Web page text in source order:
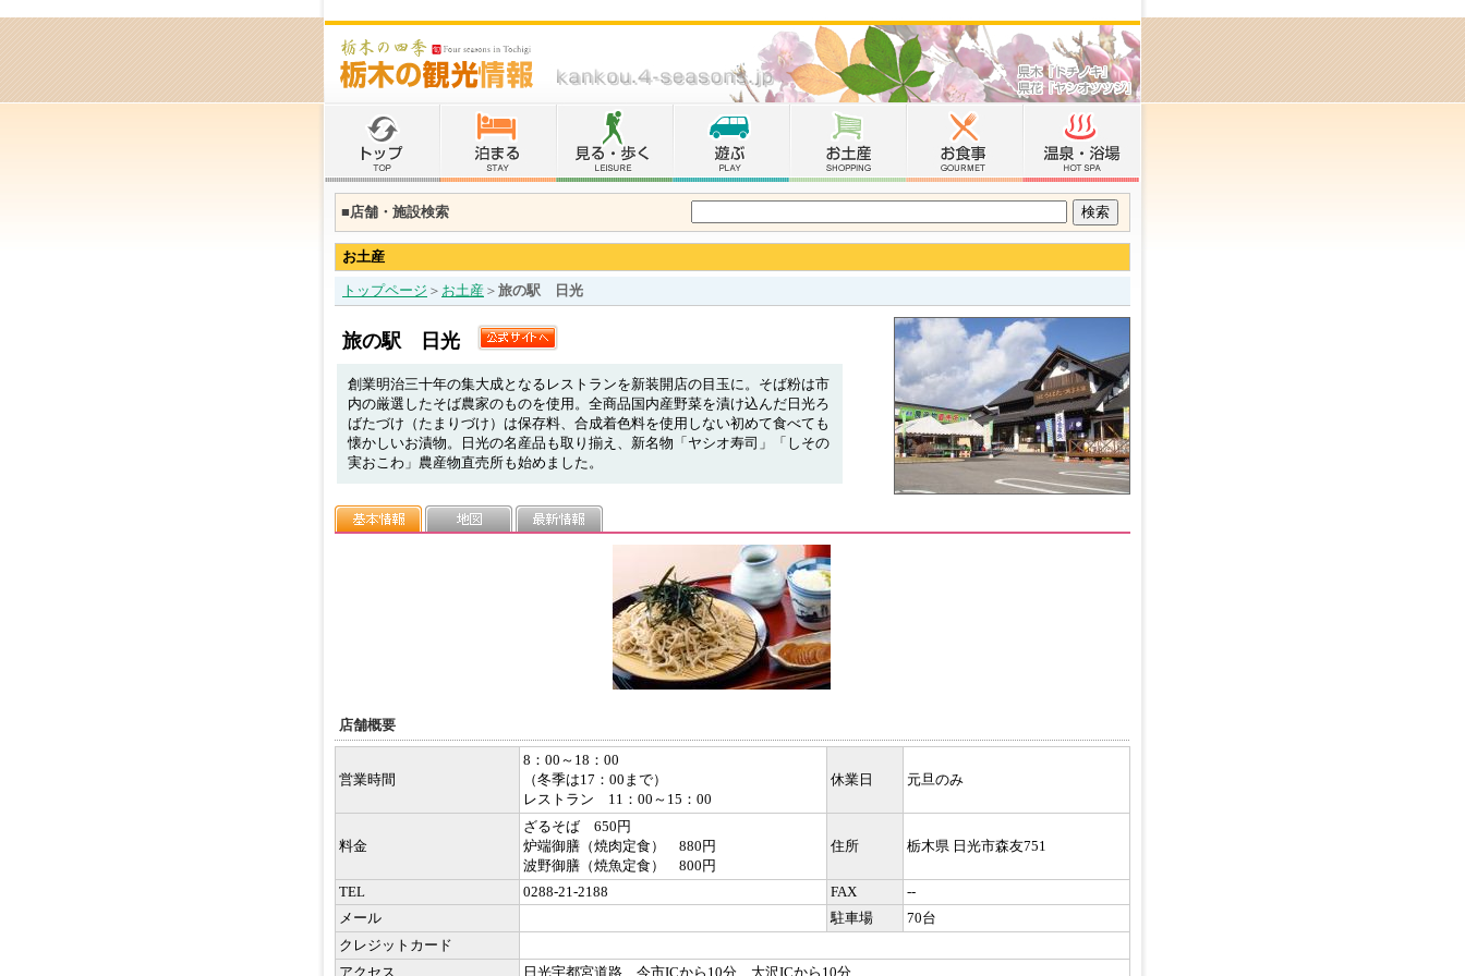
■店舗・施設検索
お土産
トップページ ＞ お土産 ＞ 旅の駅 日光
旅の駅 日光
創業明治三十年の集大成となるレストランを新装開店の目玉に。そば粉は市
内の厳選したそば農家のものを使用。全商品国内産野菜を漬け込んだ日光ろ
ばたづけ（たまりづけ）は保存料、合成着色料を使用しない初めて食べても
懐かしいお漬物。日光の名産品も取り揃え、新名物「ヤシオ寿司」「しその
実おこわ」農産物直売所も始めました。
店舗概要
営業時間
8：00～18：00
（冬季は17：00まで）
レストラン 11：00～15：00
休業日 元旦のみ
料金
ざるそば 650円
炉端御膳（焼肉定食） 880円
波野御膳（焼魚定食） 800円
住所 栃木県 日光市森友751
TEL 0288-21-2188 FAX
--
メール
駐車場
70台
クレジットカード
アクセス
日光宇都宮道路 今市ICから10分 大沢ICから10分